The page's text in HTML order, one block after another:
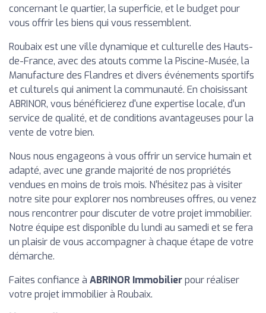
concernant le quartier, la superficie, et le budget pour
vous offrir les biens qui vous ressemblent.
Roubaix est une ville dynamique et culturelle des Hauts-
de-France, avec des atouts comme la Piscine-Musée, la
Manufacture des Flandres et divers événements sportifs
et culturels qui animent la communauté. En choisissant
ABRINOR, vous bénéficierez d'une expertise locale, d'un
service de qualité, et de conditions avantageuses pour la
vente de votre bien.
Nous nous engageons à vous offrir un service humain et
adapté, avec une grande majorité de nos propriétés
vendues en moins de trois mois. N'hésitez pas à visiter
notre site pour explorer nos nombreuses offres, ou venez
nous rencontrer pour discuter de votre projet immobilier.
Notre équipe est disponible du lundi au samedi et se fera
un plaisir de vous accompagner à chaque étape de votre
démarche.
Faites confiance à ABRINOR Immobilierpour réaliser
votre projet immobilier à Roubaix.